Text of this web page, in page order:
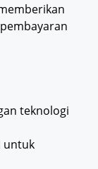
teknologi
untuk